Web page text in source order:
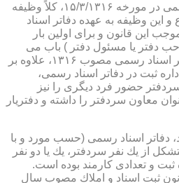
با وضع قانون دفاتر اسناد رسمی در مورخه ۱۵/۳/۱۳۱۶، كلاً وظیفه
و این وظیفه به عهده دفاتر اسناد
این قانون و برای اولین بار
دفتر یا مسئول دفتر ) باب می
شود. قانونگذار در قانون دفاتر اسناد رسمی مصوب ۱۳۱۶، علاوه بر
ثبت در دفاتر اسناد رسمی،
حضور فرد دیگری را نیز
معاون سردفتر را داشته و دفتریار
از سال ۱۳۱۶ به بعد، دفاتر اسناد رسمی (حسب مورد و با
از یك نفر سردفتر، یك یا دو نفر
ثبت و تعدادی كارمند بوده است.
ثبت اسناد و املاك مصوب سال